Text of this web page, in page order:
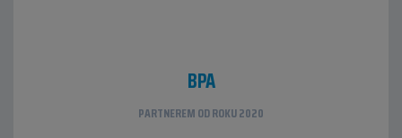
BPA
PARTNEREM OD ROKU 2020